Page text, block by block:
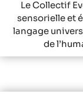
Le Collectif
sensorielle et
langage
de